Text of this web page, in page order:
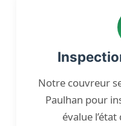
Notre couvreur
Paulhan pour
évalue